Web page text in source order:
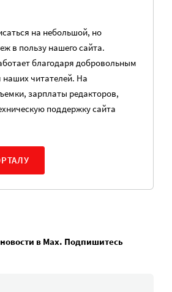
на небольшой, но
в пользу нашего сайта.
благодаря добровольным
читателей. На
зарплаты редакторов,
поддержку сайта
в Max. Подпишитесь